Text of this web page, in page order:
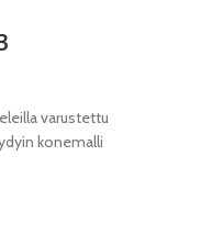
varustettu
konemalli